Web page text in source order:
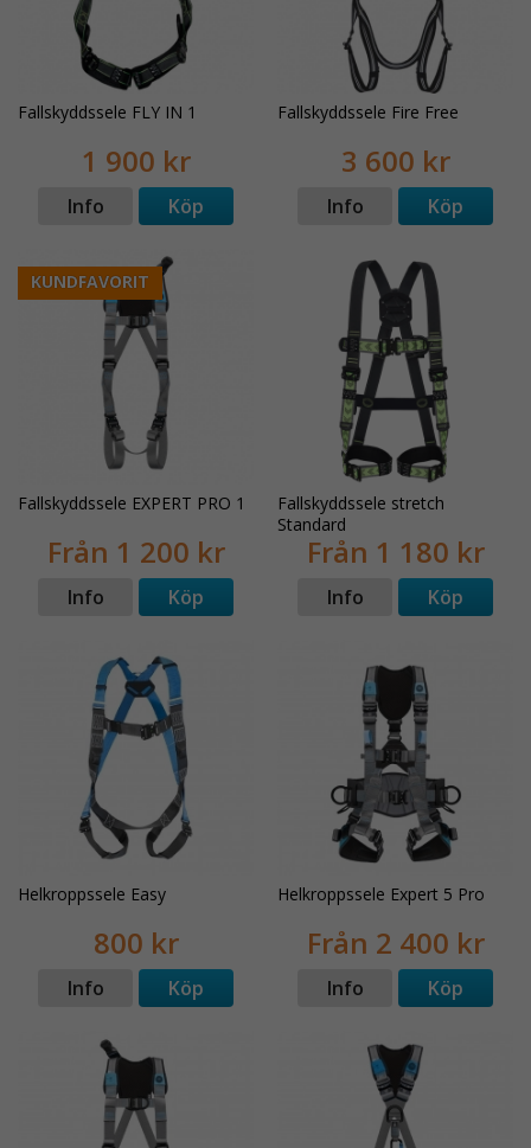
Fallskyddssele FLY IN 1
1 900 kr
Info Köp
Fallskyddssele Fire Free
3 600 kr
Info Köp
KUNDFAVORIT
Fallskyddssele EXPERT PRO 1
Från 1 200 kr
Info Köp
Fallskyddssele stretch
Standard
Från 1 180 kr
Info Köp
Helkroppssele Easy
800 kr
Info Köp
Helkroppssele Expert 5 Pro
Från 2 400 kr
Info Köp